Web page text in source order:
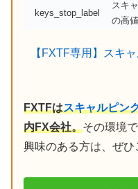
keys_stop_label
スキ
の高
【FXTF専用】スキ
FXTFはスキャルピン
内FX会社。その環境
興味のある方は、ぜひ